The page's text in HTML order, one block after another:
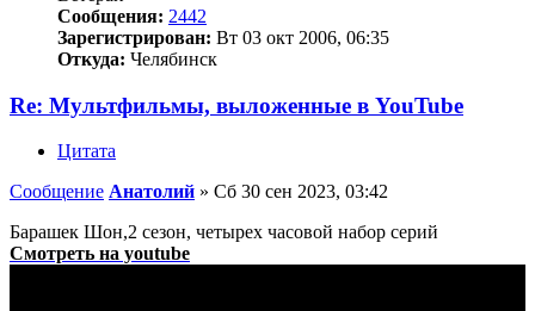
Сообщения: 2442
Зарегистрирован: Вт 03 окт 2006, 06:35
Откуда: Челябинск
Re: Мультфильмы, выложенные в YouTube
Цитата
Сообщение Анатолий » Сб 30 сен 2023, 03:42
Барашек Шон,2 сезон, четырех часовой набор серий
Смотреть на youtube